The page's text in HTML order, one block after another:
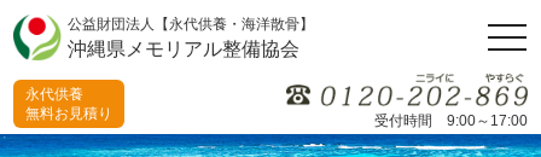
公益財団法人【永代供養・海洋散骨】
沖縄県メモリアル整備協会
受付時間 9:00～17:00
永代供養
無料お見積り